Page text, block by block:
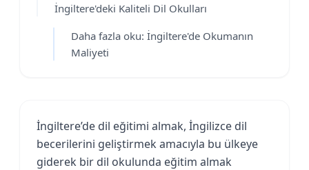
İngiltere'deki Kaliteli Dil Okulları
Daha fazla oku: İngiltere'de Okumanın
Maliyeti
İngiltere’de dil eğitimi almak, İngilizce dil
becerilerini geliştirmek amacıyla bu ülkeye
giderek bir dil okulunda eğitim almak